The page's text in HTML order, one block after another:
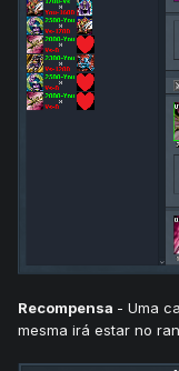
Recompensa - Uma
mesma irá estar no